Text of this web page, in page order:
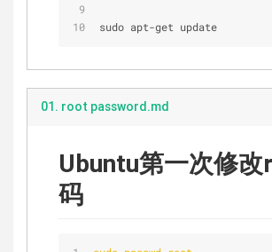
sudo apt-get update
01. root password.md
Ubuntu第一次修
码